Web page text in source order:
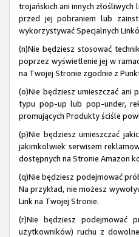
trojańskich ani innych
przed jej pobraniem lub
wykorzystywać Specjalnych
(n)Nie będziesz stosować
poprzez wyświetlenie jej w
na Twojej Stronie zgodnie z
(o)Nie będziesz umieszczać ani
typu pop-up lub pop-under,
promujących Produkty ściśle
(p)Nie będziesz umieszczać
jakimkolwiek serwisem
dostępnych na Stronie Amazon
(q)Nie będziesz podejmować
Na przykład, nie możesz
Link na Twojej Stronie.
(r)Nie będziesz podejmować
użytkowników) ruchu z